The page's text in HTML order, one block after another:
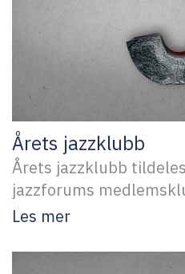
Årets jazzklubb
Årets jazzklubb
jazzforums
Les mer